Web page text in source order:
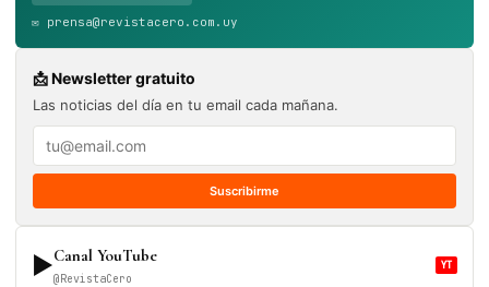
✉️ prensa@revistacero.com.uy
📩 Newsletter gratuito
Las noticias del día en tu email cada mañana.
Suscribirme
▶Canal YouTube
@RevistaCero
YT